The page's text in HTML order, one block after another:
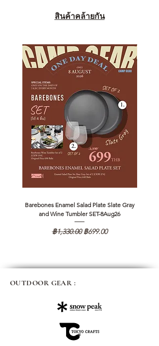
สินค้าคล้ายกัน
Barebones Enamel Salad Plate Slate Gray
and Wine Tumbler SET-8Aug26
ราคาปกติ
฿1,330.00 ราคาขายลด
฿699.00
OUTDOOR GEAR :